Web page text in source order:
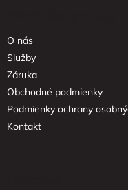
O nás
Služby
Záruka
Obchodné podmienky
Podmienky ochrany
Kontakt